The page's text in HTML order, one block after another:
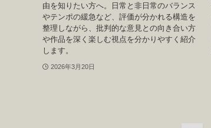
由を知りたい方へ。日常と非日常のバランス
やテンポの緩急など、評価が分かれる構造を
整理しながら、批判的な意見との向き合い方
や作品を深く楽しむ視点を分かりやすく紹介
します。
2026年3月20日